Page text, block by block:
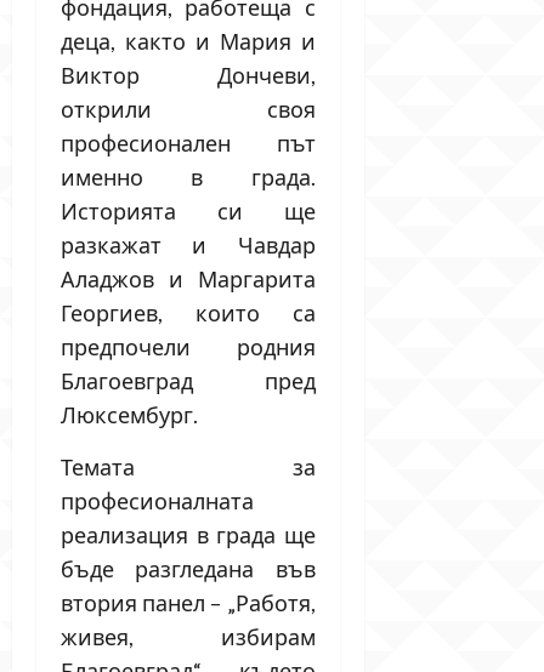
фондация, работеща с
деца, както и Мария и
Виктор Дончеви,
открили своя
професионален път
именно в града.
Историята си ще
разкажат и Чавдар
Аладжов и Маргарита
Георгиев, които са
предпочели родния
Благоевград пред
Люксембург.
Темата за
професионалната
реализация в града ще
бъде разгледана във
втория панел – „Работя,
живея, избирам